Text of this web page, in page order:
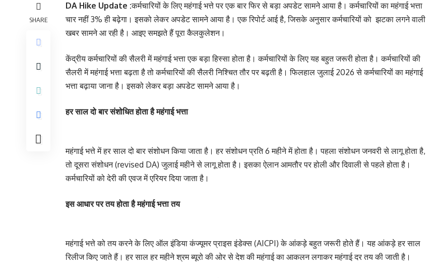
SHARE
DA Hike Update :कर्मचारियों के लिए महंगाई भत्ते पर एक बार फिर से बड़ा अपडेट सामने आया है। कर्मचारियों का महंगाई भत्ता
चार नहीं 3% ही बढ़ेगा। इसको लेकर अपडेट सामने आया है। एक रिपोर्ट आई है, जिसके अनुसार कर्मचारियों को झटका लगने वाली
खबर सामने आ रही है। आइए समझते हैं पूरा कैलकुलेशन।
केंद्रीय कर्मचारियों की सैलरी में महंगाई भत्ता एक बड़ा हिस्सा होता है। कर्मचारियों के लिए यह बहुत जरूरी होता है। कर्मचारियों की
सैलरी में महंगाई भत्ता बढ़ता है तो कर्मचारियों की सैलरी निश्चित तौर पर बढ़ती है। फिलहाल जुलाई 2026 से कर्मचारियों का महंगाई
भत्ता बढ़ाया जाना है। इसको लेकर बड़ा अपडेट सामने आया है।
हर साल दो बार संशोधित होता है महंगाई भत्ता
महंगाई भत्ते में हर साल दो बार संशोधन किया जाता है। हर संशोधन प्रति 6 महीने में होता है। पहला संशोधन जनवरी से लागू होता है,
तो दूसरा संशोधन (revised DA) जुलाई महीने से लागू होता है। इसका ऐलान आमतौर पर होली और दिवाली से पहले होता है।
कर्मचारियों को देरी की एवज में एरियर दिया जाता है।
इस आधार पर तय होता है महंगाई भत्ता तय
महंगाई भत्ते को तय करने के लिए ऑल इंडिया कंज्यूमर प्राइस इंडेक्स (AICPI) के आंकड़े बहुत जरूरी होते हैं। यह आंकड़े हर साल
रिलीज किए जाते हैं। हर साल हर महीने श्रम ब्यूरो की ओर से देश की महंगाई का आकलन लगाकर महंगाई दर तय की जाती है।